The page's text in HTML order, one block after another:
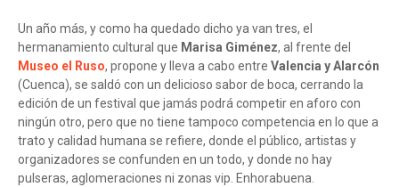
Un año más, y como ha quedado dicho ya van tres, el
hermanamiento cultural que Marisa Giménez, al frente del
Museo el Ruso, propone y lleva a cabo entre Valencia y Alarcón
(Cuenca), se saldó con un delicioso sabor de boca, cerrando la
edición de un festival que jamás podrá competir en aforo con
ningún otro, pero que no tiene tampoco competencia en lo que a
trato y calidad humana se refiere, donde el público, artistas y
organizadores se confunden en un todo, y donde no hay
pulseras, aglomeraciones ni zonas vip. Enhorabuena.